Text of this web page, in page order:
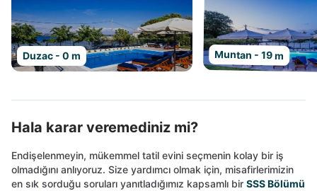
Duzac - 0 m Muntan - 19 m
Hala karar veremediniz mi?
Endişelenmeyin, mükemmel tatil evini seçmenin kolay bir iş
olmadığını anlıyoruz. Size yardımcı olmak için, misafirlerimizin
en sık sorduğu soruları yanıtladığımız kapsamlı bir SSS Bölümü